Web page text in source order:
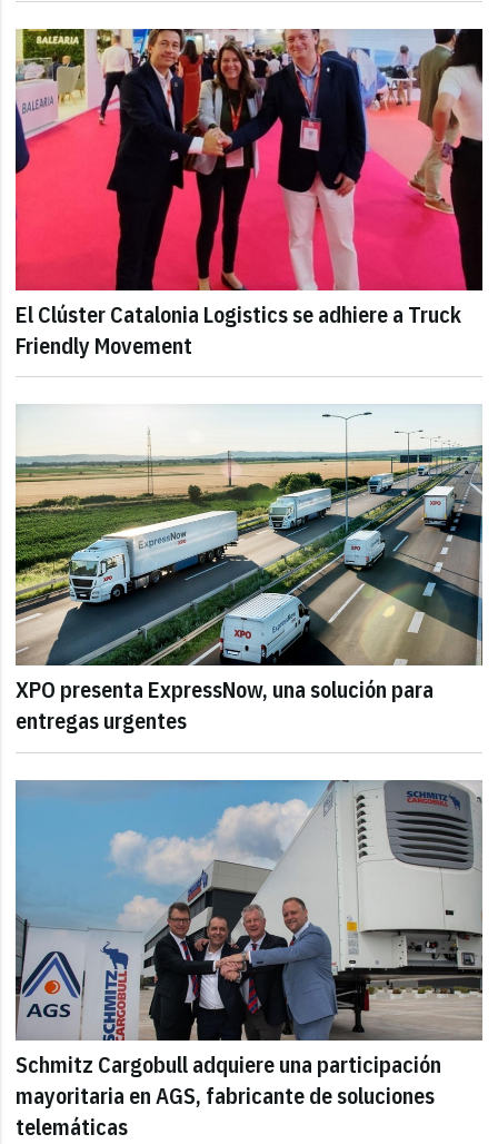
El Clúster Catalonia Logistics se adhiere a Truck
Friendly Movement
XPO presenta ExpressNow, una solución para
entregas urgentes
Schmitz Cargobull adquiere una participación
mayoritaria en AGS, fabricante de soluciones
telemáticas